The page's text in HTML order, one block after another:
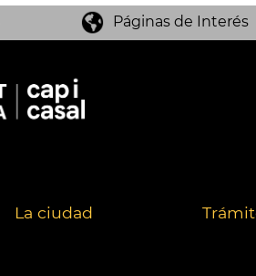
Páginas de Interés
La ciudad